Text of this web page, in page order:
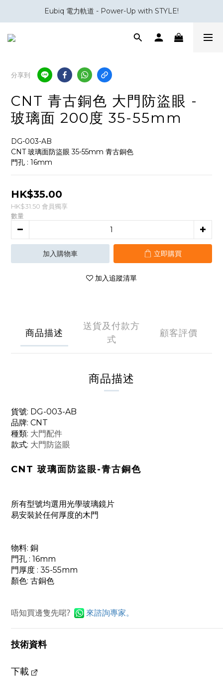
會員積分換領百佳 HK$50 購物禮券
Eubiq 電力軌道 - Power-Up with STYLE!
會員積分換領百佳 HK$50 購物禮券
分享到
CNT 青古銅色 大門防盜眼 -
玻璃面 200度 35-55mm
DG-003-AB
CNT 玻璃面防盜眼 35-55mm 青古銅色
門孔 : 16mm
HK$35.00
HK$31.50 會員獨享
數量
加入購物車 立即購買
加入追蹤清單
商品描述
送貨及付款方
式
顧客評價
商品描述
貨號: DG-003-AB
品牌: CNT
種類: 大門配件
款式: 大門防盜眼
CNT 玻璃面防盜眼-青古銅色
所有型號均選用光學玻璃鏡片
易安裝於任何厚度的木門
物料: 銅
門孔 : 16mm
門厚度 : 35-55mm
顏色: 古銅色
唔知買邊隻先啱? 來諮詢專家。
技術資料
下載